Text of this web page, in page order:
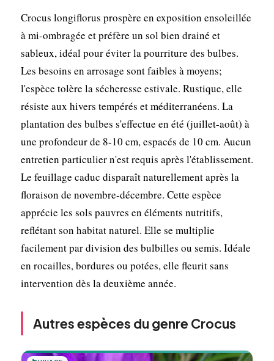
Crocus longiflorus prospère en exposition ensoleillée
à mi-ombragée et préfère un sol bien drainé et
sableux, idéal pour éviter la pourriture des bulbes.
Les besoins en arrosage sont faibles à moyens;
l'espèce tolère la sécheresse estivale. Rustique, elle
résiste aux hivers tempérés et méditerranéens. La
plantation des bulbes s'effectue en été (juillet-août) à
une profondeur de 8-10 cm, espacés de 10 cm. Aucun
entretien particulier n'est requis après l'établissement.
Le feuillage caduc disparaît naturellement après la
floraison de novembre-décembre. Cette espèce
apprécie les sols pauvres en éléments nutritifs,
reflétant son habitat naturel. Elle se multiplie
facilement par division des bulbilles ou semis. Idéale
en rocailles, bordures ou potées, elle fleurit sans
intervention dès la deuxième année.
Autres espèces du genre Crocus